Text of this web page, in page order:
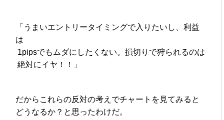
「うまいエントリータイミングで入りたいし、利益
は
1pipsでもムダにしたくない。損切りで狩られるのは
絶対にイヤ！！」
だからこれらの反対の考えでチャートを見てみると
どうなるか？と思ったわけだ。